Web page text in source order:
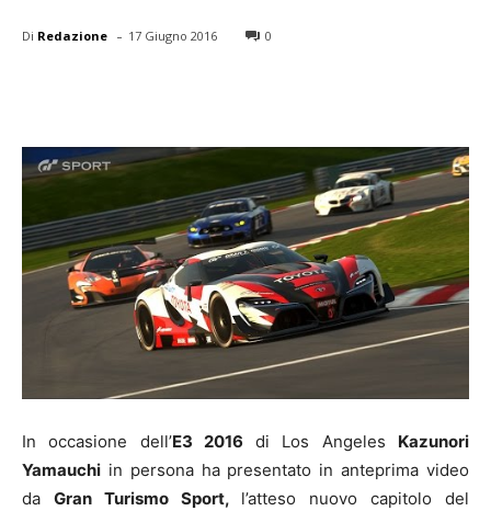
Di Redazione - 17 Giugno 2016 0
In occasione dell’E3 2016 di Los Angeles Kazunori
Yamauchi in persona ha presentato in anteprima video
da Gran Turismo Sport, l’atteso nuovo capitolo del